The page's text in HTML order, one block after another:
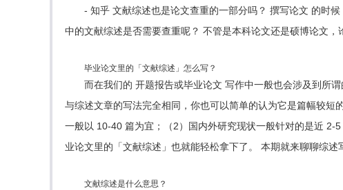
- 知乎 文献综述也是论文查重的一部分吗？ 撰写论文 的时
中的文献综述是否需要查重呢？ 不管是本科论文还是硕博论文，
毕业论文里的「文献综述」怎么写？
而在我们的 开题报告或毕业论文 写作中一般也会涉及到所
与综述文章的写法完全相同，你也可以简单的认为它是篇幅较短
一般以 10-40 篇为宜；（2）国内外研究现状一般针对的是近 2-
业论文里的「文献综述」也就能轻松拿下了。 本期就来聊聊综述
文献综述是什么意思？